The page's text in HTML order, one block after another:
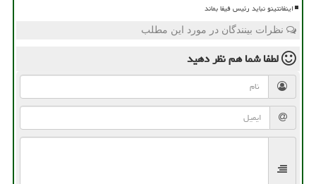
اینفانتینو نباید رئیس فیفا بماند
نظرات بینندگان در مورد این مطلب
لطفا شما همنظر دهید